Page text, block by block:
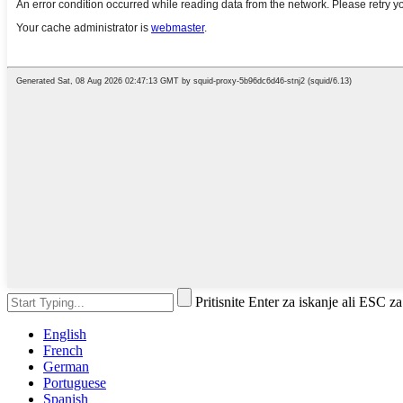
Pritisnite Enter za iskanje ali ESC
English
French
German
Portuguese
Spanish